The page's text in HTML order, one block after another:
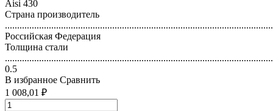
Aisi 430
Страна производитель
Российская Федерация
Толщина стали
0.5
В избранное Сравнить
1 008,01 ₽